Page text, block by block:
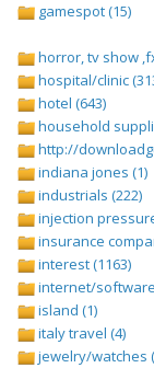
gamespot (15)
horror, tv show
hospital/clinic
hotel (643)
household
http://
indiana jones (1)
industrials (222)
injection
insurance
interest (1163)
internet/software
island (1)
italy travel (4)
jewelry/watches